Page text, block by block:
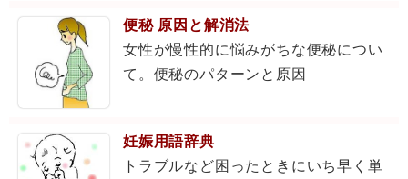
便秘 原因と解消法
女性が慢性的に悩みがちな便秘につい
て。便秘のパターンと原因
妊娠用語辞典
トラブルなど困ったときにいち早く単